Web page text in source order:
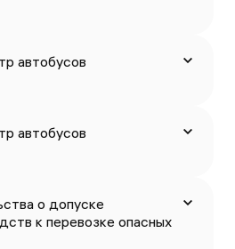
автобусов
автобусов
о допуске
к перевозке опасных